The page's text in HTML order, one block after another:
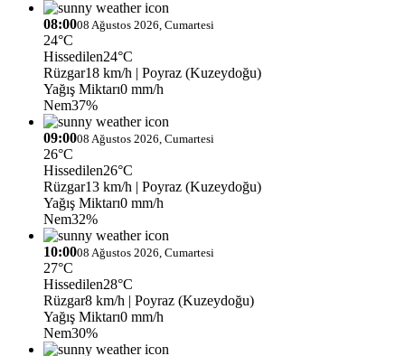
08:0008 Ağustos 2026, Cumartesi
24°C
Hissedilen24°C
Rüzgar18 km/h | Poyraz (Kuzeydoğu)
Yağış Miktarı0 mm/h
Nem37%
09:0008 Ağustos 2026, Cumartesi
26°C
Hissedilen26°C
Rüzgar13 km/h | Poyraz (Kuzeydoğu)
Yağış Miktarı0 mm/h
Nem32%
10:0008 Ağustos 2026, Cumartesi
27°C
Hissedilen28°C
Rüzgar8 km/h | Poyraz (Kuzeydoğu)
Yağış Miktarı0 mm/h
Nem30%